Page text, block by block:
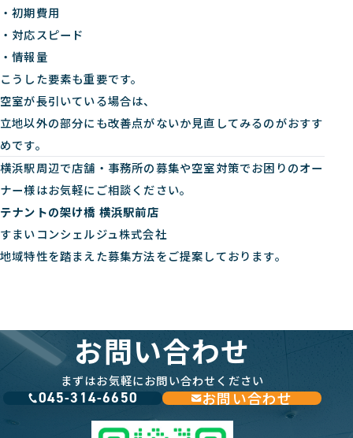
・初期費用
・対応スピード
・情報量
こうした要素も重要です。
空室が長引いている場合は、
立地以外の部分にも改善点がないか見直してみるのがおすす
めです。
横浜駅周辺で店舗・事務所の募集や空室対策でお困りのオー
ナー様はお気軽にご相談ください。
テナントの架け橋 横浜駅前店
すまいコンシェルジュ株式会社
地域特性を踏まえた募集方法をご提案しております。
お問い合わせ
まずはお気軽にお問い合わせください
045-314-6650 お問い合わせ